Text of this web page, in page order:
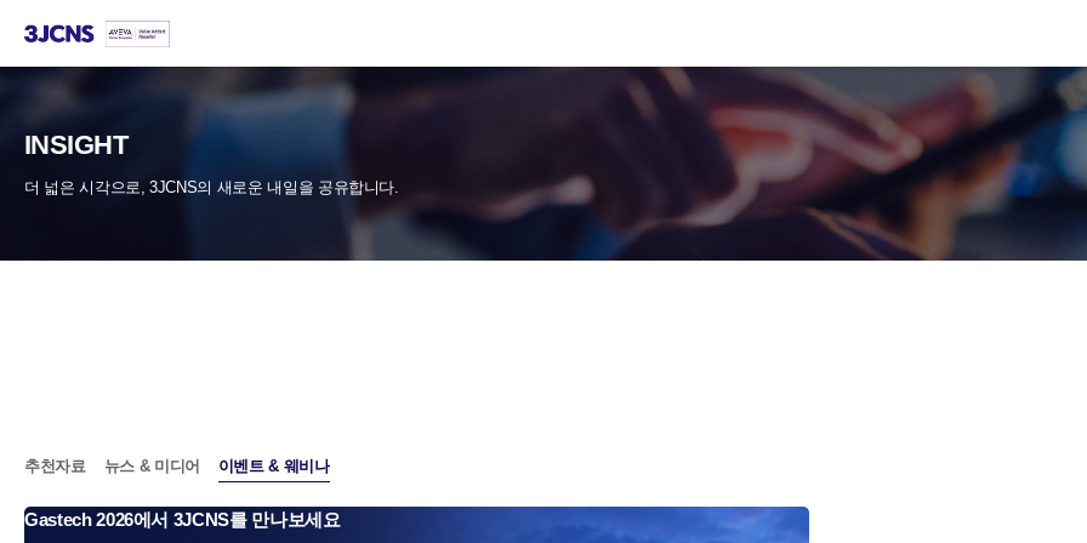
본문
바로가기
INSIGHT
더 넓은 시각으로, 3JCNS의 새로운 내일을 공유합니다.
추천자료 뉴스 & 미디어 이벤트 & 웨비나
Gastech 2026에서 3JCNS를 만나보세요